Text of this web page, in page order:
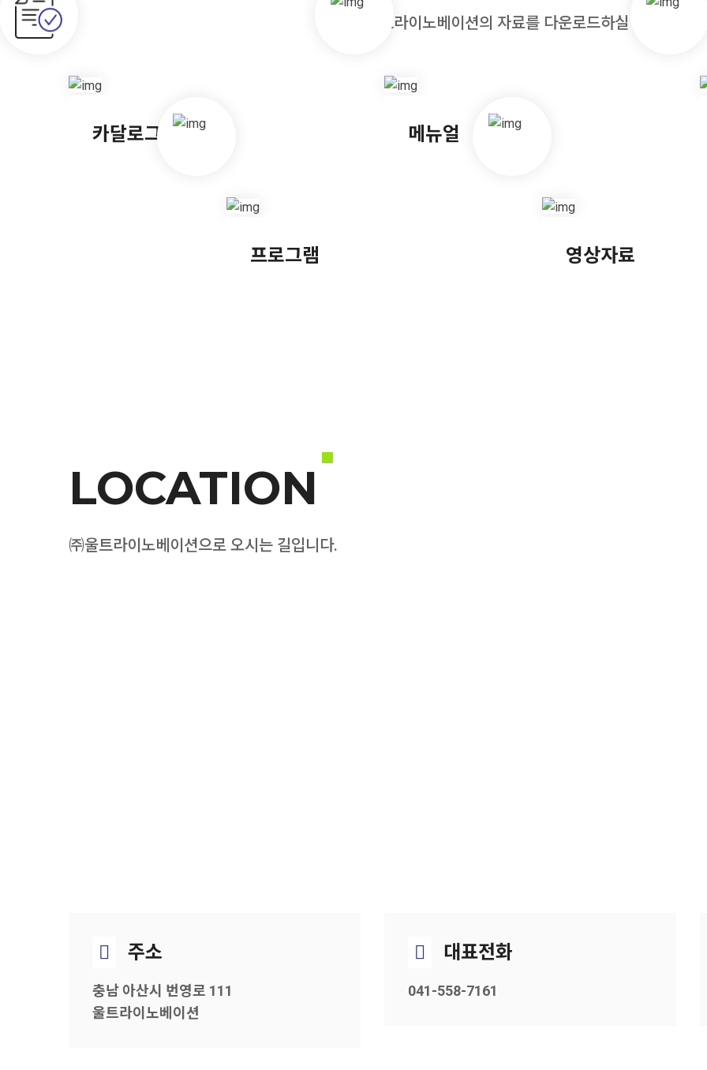
㈜울트라이노베이션의 자료를 다운로드하실 수 있습니
카달로그 메뉴얼
프로그램 영상자료
LOCATION
㈜울트라이노베이션으로 오시는 길입니다.
주소
충남 아산시 번영로 111
울트라이노베이션
대표전화
041-558-7161